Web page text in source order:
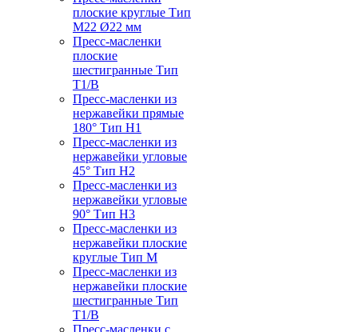
плоские круглые Тип
M22 Ø22 мм
Пресс-масленки
плоские
шестигранные Тип
T1/B
Пресс-масленки из
нержавейки прямые
180° Тип H1
Пресс-масленки из
нержавейки угловые
45° Тип H2
Пресс-масленки из
нержавейки угловые
90° Тип H3
Пресс-масленки из
нержавейки плоские
круглые Тип M
Пресс-масленки из
нержавейки плоские
шестигранные Тип
T1/B
Пресс-масленки с